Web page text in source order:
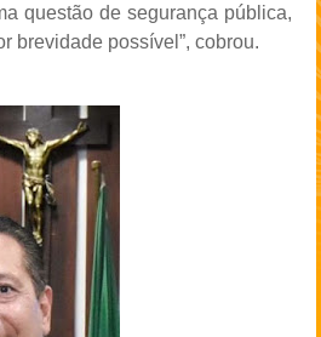
questão de segurança pública,
brevidade possível”, cobrou.